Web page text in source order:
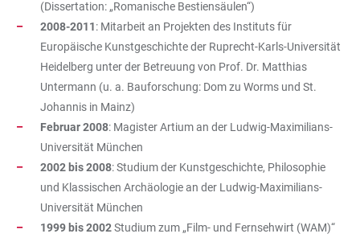
(Dissertation: „Romanische Bestiensäulen“)
2008-2011: Mitarbeit an Projekten des Instituts für
Europäische Kunstgeschichte der Ruprecht-Karls-Universität
Heidelberg unter der Betreuung von Prof. Dr. Matthias
Untermann (u. a. Bauforschung: Dom zu Worms und St.
Johannis in Mainz)
Februar 2008: Magister Artium an der Ludwig-Maximilians-
Universität München
2002 bis 2008: Studium der Kunstgeschichte, Philosophie
und Klassischen Archäologie an der Ludwig-Maximilians-
Universität München
1999 bis 2002Studium zum „Film- und Fernsehwirt (WAM)“